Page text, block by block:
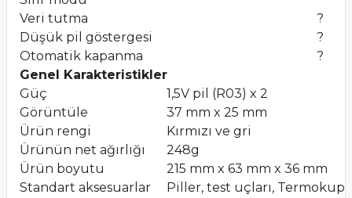
Veri tutma
?
Düşük pil göstergesi
?
Otomatik kapanma
?
Genel Karakteristikler
Güç
1,5V pil (R03) x 2
Görüntüle
37 mm x 25 mm
Ürün rengi
Kırmızı ve gri
Ürünün net ağırlığı
248g
Ürün boyutu
215 mm x 63 mm x 36 mm
Standart aksesuarlar
Piller, test uçları, Termokupl